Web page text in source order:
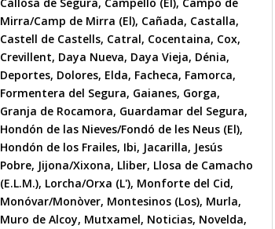
Mirra/Camp de Mirra (El), Cañada, Castalla,
Castell de Castells, Catral, Cocentaina, Cox,
Crevillent, Daya Nueva, Daya Vieja, Dénia,
Deportes, Dolores, Elda, Facheca, Famorca,
Formentera del Segura, Gaianes, Gorga,
Granja de Rocamora, Guardamar del Segura,
Hondón de las Nieves/Fondó de les Neus (El),
Hondón de los Frailes, Ibi, Jacarilla, Jesús
Pobre, Jijona/Xixona, Lliber, Llosa de Camacho
(E.L.M.), Lorcha/Orxa (L'), Monforte del Cid,
Monóvar/Monòver, Montesinos (Los), Murla,
Muro de Alcoy, Mutxamel, Noticias, Novelda,